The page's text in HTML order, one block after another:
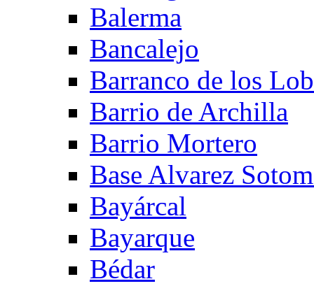
Balerma
Bancalejo
Barranco de los
Barrio de Archilla
Barrio Mortero
Base Alvarez
Bayárcal
Bayarque
Bédar